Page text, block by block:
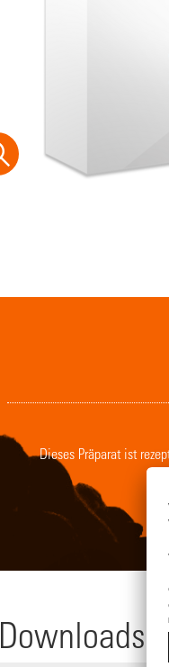
Dieses Präparat ist
Downloads